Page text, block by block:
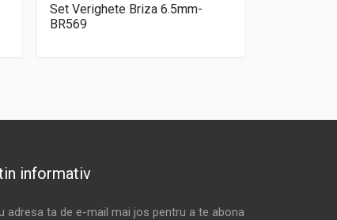
Set Verighete Briza 6.5mm-
BR569
informativ
adresa ta de e-mail mai jos pentru a te abona